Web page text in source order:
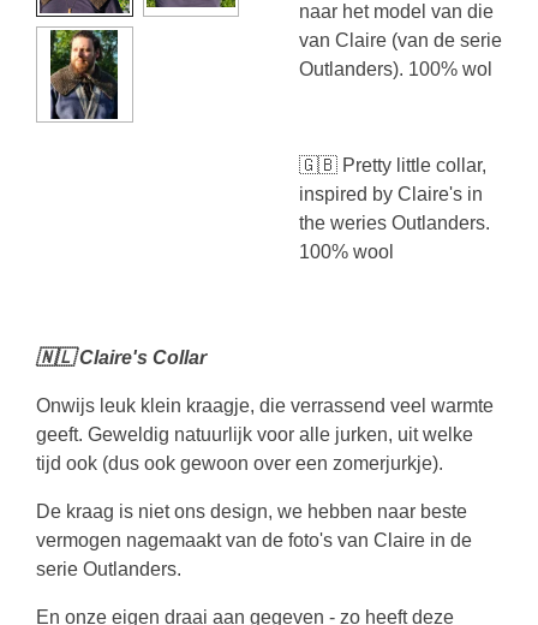
naar het model van die
van Claire (van de serie
Outlanders). 100% wol
🇬🇧 Pretty little collar,
inspired by Claire's in
the weries Outlanders.
100% wool
🇳🇱 Claire's Collar
Onwijs leuk klein kraagje, die verrassend veel warmte
geeft. Geweldig natuurlijk voor alle jurken, uit welke
tijd ook (dus ook gewoon over een zomerjurkje).
De kraag is niet ons design, we hebben naar beste
vermogen nagemaakt van de foto's van Claire in de
serie Outlanders.
En onze eigen draai aan gegeven - zo heeft deze